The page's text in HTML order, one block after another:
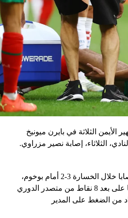
فيه “اليويفا” عن اسم البلد الفائز
بعد تركي آل الشيخ.. قرار من شركة صلة بـ”2 مليار جنيه”
جديداً في الخلاف بين مورينيو
الثلاثة في بايرن ميونيخ
الثلاثاء، إصابة نصير مزراوي.
وخرج المدافع المغربي مصابا خلال الخسارة 3-2 أمام بوخوم،
الأحد، مما ترك بطل ألمانيا على بعد 8 نقاط من متصدر الدوري
من الضغط على المدير